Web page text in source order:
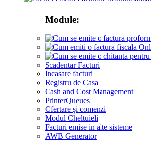
Module:
Scadentar Facturi
Incasare facturi
Registru de Casa
Cash and Cost Management
PrinterQueues
Ofertare și comenzi
Modul Cheltuieli
Facturi emise in alte sisteme
AWB Generator